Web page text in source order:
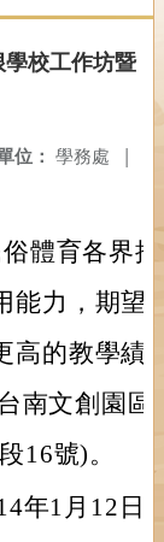
校工作坊暨
位： 學務處 |
體育各界
能力，期望
高的教學績
南文創園
16號)。
年1月12日